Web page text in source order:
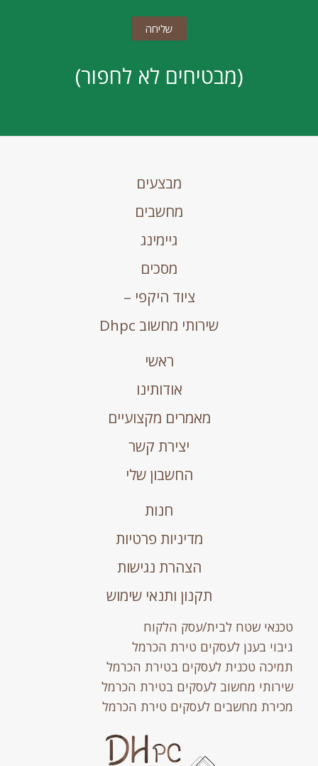
(מבטיחים לא לחפור)
מבצעים
מחשבים
גיימינג
מסכים
ציוד היקפי –
שירותי מחשוב Dhpc
ראשי
אודותינו
מאמרים מקצועיים
יצירת קשר
החשבון שלי
חנות
מדיניות פרטיות
הצהרת נגישות
תקנון ותנאי שימוש
טכנאי שטח לבית/עסק הלקוח
גיבוי בענן לעסקים טירת הכרמל
תמיכה טכנית לעסקים בטירת הכרמל
שירותי מחשוב לעסקים בטירת הכרמל
מכירת מחשבים לעסקים טירת הכרמל